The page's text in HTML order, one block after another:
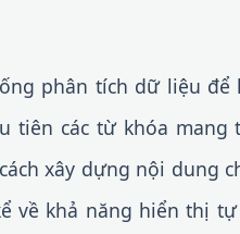
phân tích dữ liệu để
tiên các từ khóa
xây dựng nội dung
về khả năng hiển thị